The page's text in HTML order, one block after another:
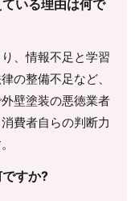
いる理由は何で
、情報不足と学習
の整備不足など、
壁塗装の悪徳業者
費者自らの判断力
すか?